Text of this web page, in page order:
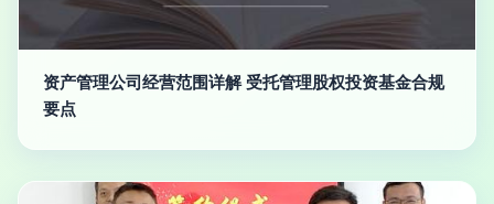
资产管理公司经营范围详解 受托管理股权投资基金合规
要点